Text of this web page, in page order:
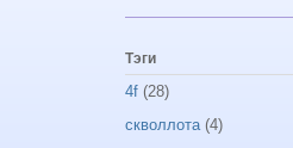
Тэги
4f (28)
скволлота (4)